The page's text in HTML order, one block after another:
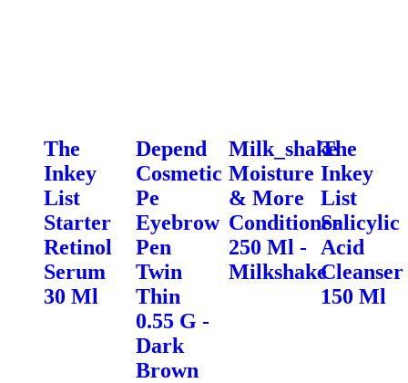
The
Inkey
List
Starter
Retinol
Serum
30 Ml
Depend
Cosmetic
Pe
Eyebrow
Pen
Twin
Thin
0.55 G -
Dark
Brown
Milk_shake
Moisture
& More
Conditioner
250 Ml -
Milkshake
The
Inkey
List
Salicylic
Acid
Cleanser
150 Ml